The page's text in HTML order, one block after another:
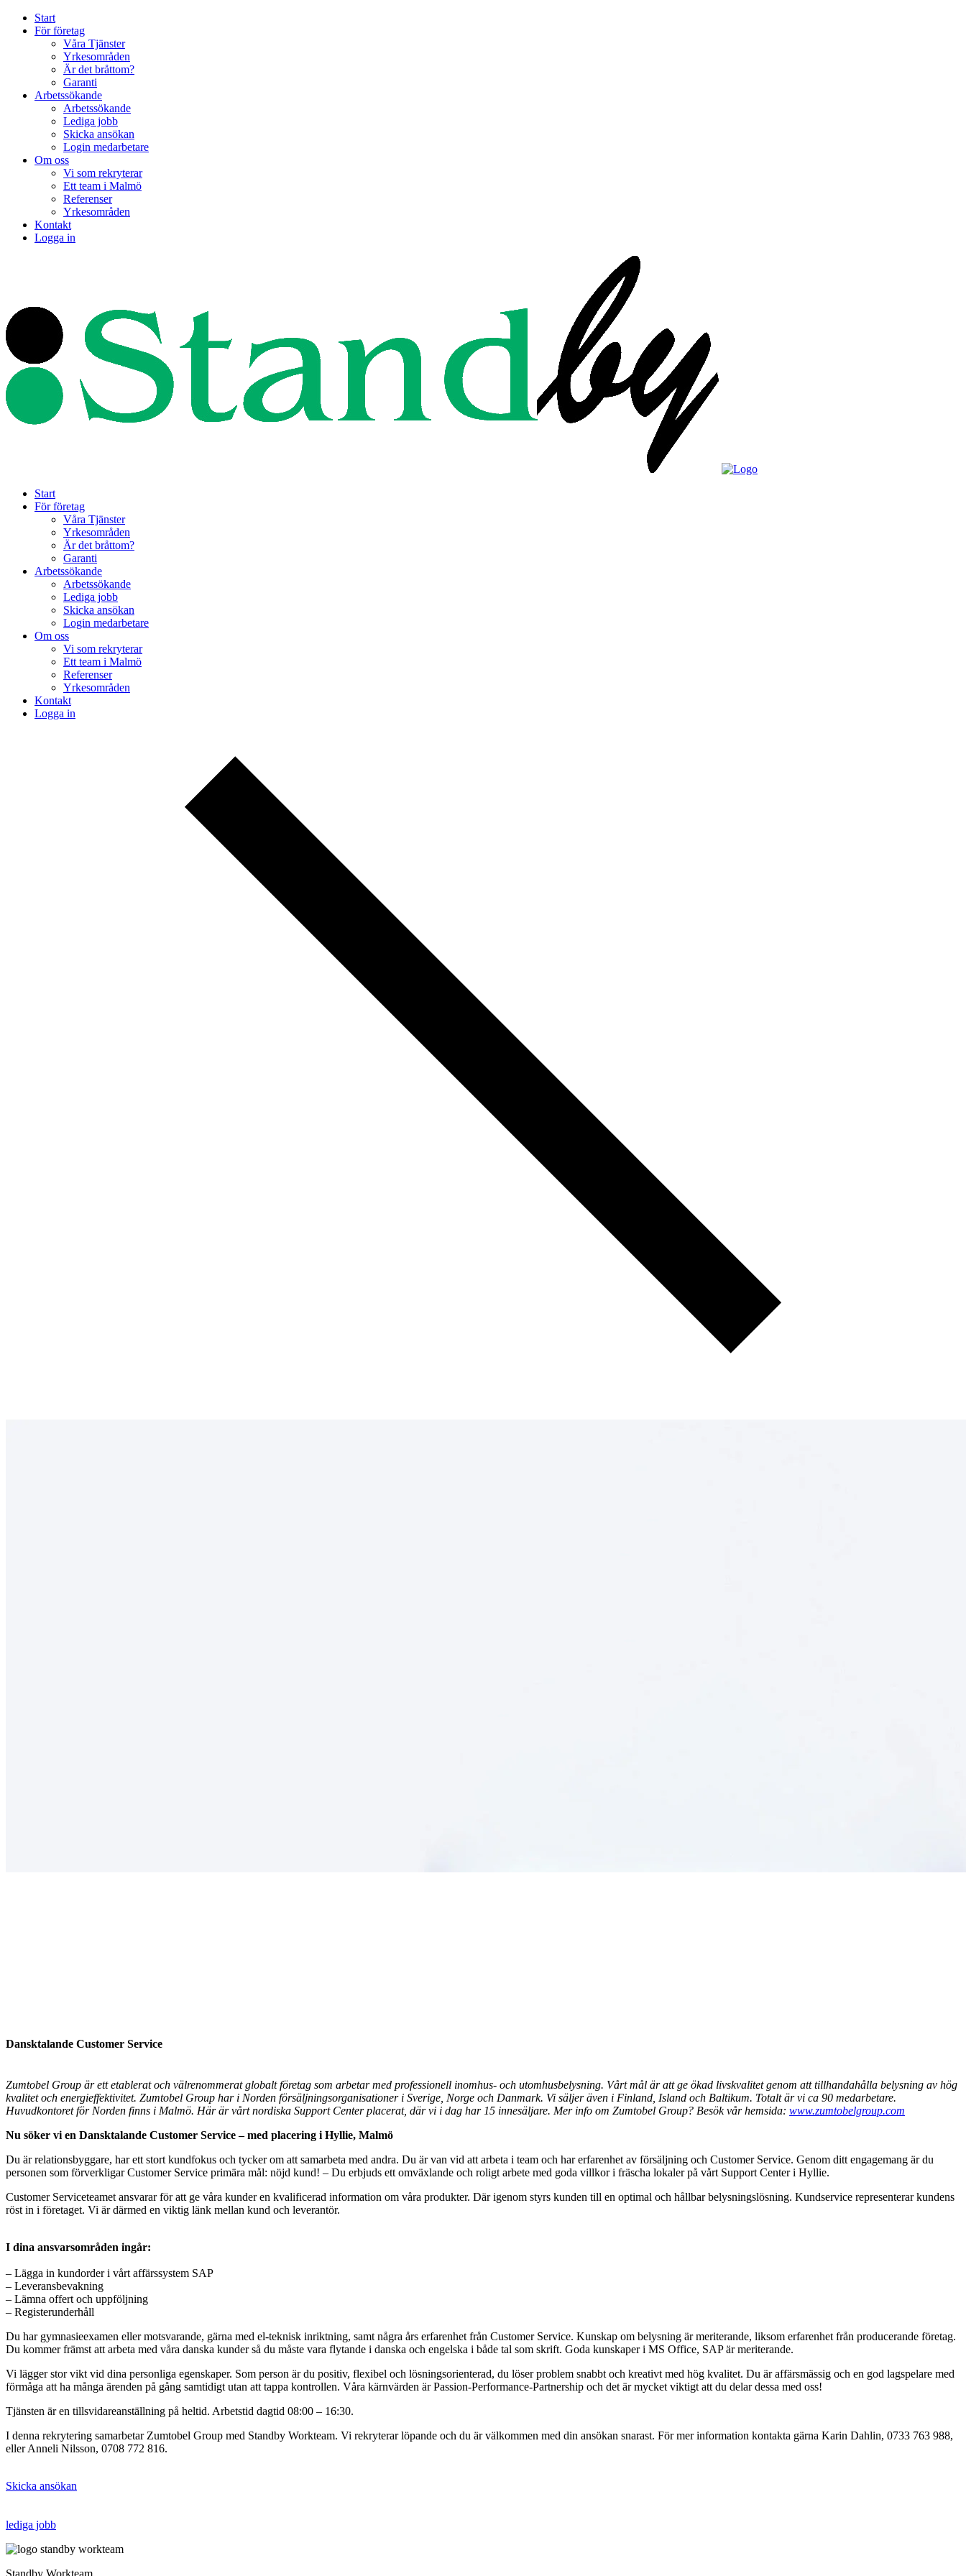
Start
För företag
Våra Tjänster
Yrkesområden
Är det bråttom?
Garanti
Arbetssökande
Arbetssökande
Lediga jobb
Skicka ansökan
Login medarbetare
Om oss
Vi som rekryterar
Ett team i Malmö
Referenser
Yrkesområden
Kontakt
Logga in
Start
För företag
Våra Tjänster
Yrkesområden
Är det bråttom?
Garanti
Arbetssökande
Arbetssökande
Lediga jobb
Skicka ansökan
Login medarbetare
Om oss
Vi som rekryterar
Ett team i Malmö
Referenser
Yrkesområden
Kontakt
Logga in
Dansktalande Customer Service
Zumtobel Group är ett etablerat och välrenommerat globalt företag som arbetar med professionell inomhus- och utomhusbelysning. Vårt mål är att ge ökad livskvalitet genom att tillhandahålla belysning av hög
kvalitet och energieffektivitet. Zumtobel Group har i Norden försäljningsorganisationer i Sverige, Norge och Danmark. Vi säljer även i Finland, Island och Baltikum. Totalt är vi ca 90 medarbetare.
Huvudkontoret för Norden finns i Malmö. Här är vårt nordiska Support Center placerat, där vi i dag har 15 innesäljare. Mer info om Zumtobel Group? Besök vår hemsida: www.zumtobelgroup.com
Nu söker vi en Dansktalande Customer Service – med placering i Hyllie, Malmö
Du är relationsbyggare, har ett stort kundfokus och tycker om att samarbeta med andra. Du är van vid att arbeta i team och har erfarenhet av försäljning och Customer Service. Genom ditt engagemang är du
personen som förverkligar Customer Service primära mål: nöjd kund! – Du erbjuds ett omväxlande och roligt arbete med goda villkor i fräscha lokaler på vårt Support Center i Hyllie.
Customer Serviceteamet ansvarar för att ge våra kunder en kvalificerad information om våra produkter. Där igenom styrs kunden till en optimal och hållbar belysningslösning. Kundservice representerar kundens
röst in i företaget. Vi är därmed en viktig länk mellan kund och leverantör.
I dina ansvarsområden ingår:
– Lägga in kundorder i vårt affärssystem SAP
– Leveransbevakning
– Lämna offert och uppföljning
– Registerunderhåll
Du har gymnasieexamen eller motsvarande, gärna med el-teknisk inriktning, samt några års erfarenhet från Customer Service. Kunskap om belysning är meriterande, liksom erfarenhet från producerande företag.
Du kommer främst att arbeta med våra danska kunder så du måste vara flytande i danska och engelska i både tal som skrift. Goda kunskaper i MS Office, SAP är meriterande.
Vi lägger stor vikt vid dina personliga egenskaper. Som person är du positiv, flexibel och lösningsorienterad, du löser problem snabbt och kreativt med hög kvalitet. Du är affärsmässig och en god lagspelare med
förmåga att ha många ärenden på gång samtidigt utan att tappa kontrollen. Våra kärnvärden är Passion-Performance-Partnership och det är mycket viktigt att du delar dessa med oss!
Tjänsten är en tillsvidareanställning på heltid. Arbetstid dagtid 08:00 – 16:30.
I denna rekrytering samarbetar Zumtobel Group med Standby Workteam. Vi rekryterar löpande och du är välkommen med din ansökan snarast. För mer information kontakta gärna Karin Dahlin, 0733 763 988,
eller Anneli Nilsson, 0708 772 816.
Skicka ansökan
lediga jobb
Standby Workteam